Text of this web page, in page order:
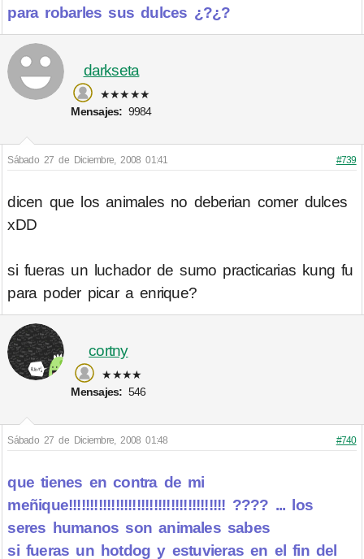
para robarles sus dulces ¿?¿?
darkseta
★★★★★
Mensajes: 9984
Sábado 27 de Diciembre, 2008 01:41 #739
dicen que los animales no deberian comer dulces
xDD
si fueras un luchador de sumo practicarias kung fu
para poder picar a enrique?
cortny
★★★★
Mensajes: 546
Sábado 27 de Diciembre, 2008 01:48 #740
que tienes en contra de mi
meñique!!!!!!!!!!!!!!!!!!!!!!!!!!!!!!!!!!!!! ???? ... los
seres humanos son animales sabes
si fueras un hotdog y estuvieras en el fin del